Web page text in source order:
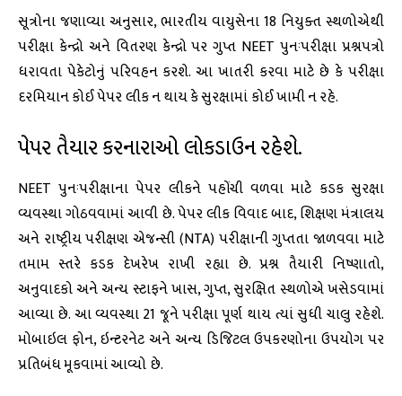
સૂત્રોના જણાવ્યા અનુસાર, ભારતીય વાયુસેના 18 નિયુક્ત સ્થળોએથી
પરીક્ષા કેન્દ્રો અને વિતરણ કેન્દ્રો પર ગુપ્ત NEET પુનઃપરીક્ષા પ્રશ્નપત્રો
ધરાવતા પેકેટોનું પરિવહન કરશે. આ ખાતરી કરવા માટે છે કે પરીક્ષા
દરમિયાન કોઈ પેપર લીક ન થાય કે સુરક્ષામાં કોઈ ખામી ન રહે.
પેપર તૈયાર કરનારાઓ લોકડાઉન રહેશે.
NEET પુનઃપરીક્ષાના પેપર લીકને પહોંચી વળવા માટે કડક સુરક્ષા
વ્યવસ્થા ગોઠવવામાં આવી છે. પેપર લીક વિવાદ બાદ, શિક્ષણ મંત્રાલય
અને રાષ્ટ્રીય પરીક્ષણ એજન્સી (NTA) પરીક્ષાની ગુપ્તતા જાળવવા માટે
તમામ સ્તરે કડક દેખરેખ રાખી રહ્યા છે. પ્રશ્ન તૈયારી નિષ્ણાતો,
અનુવાદકો અને અન્ય સ્ટાફને ખાસ, ગુપ્ત, સુરક્ષિત સ્થળોએ ખસેડવામાં
આવ્યા છે. આ વ્યવસ્થા 21 જૂને પરીક્ષા પૂર્ણ થાય ત્યાં સુધી ચાલુ રહેશે.
મોબાઇલ ફોન, ઇન્ટરનેટ અને અન્ય ડિજિટલ ઉપકરણોના ઉપયોગ પર
પ્રતિબંધ મૂકવામાં આવ્યો છે.